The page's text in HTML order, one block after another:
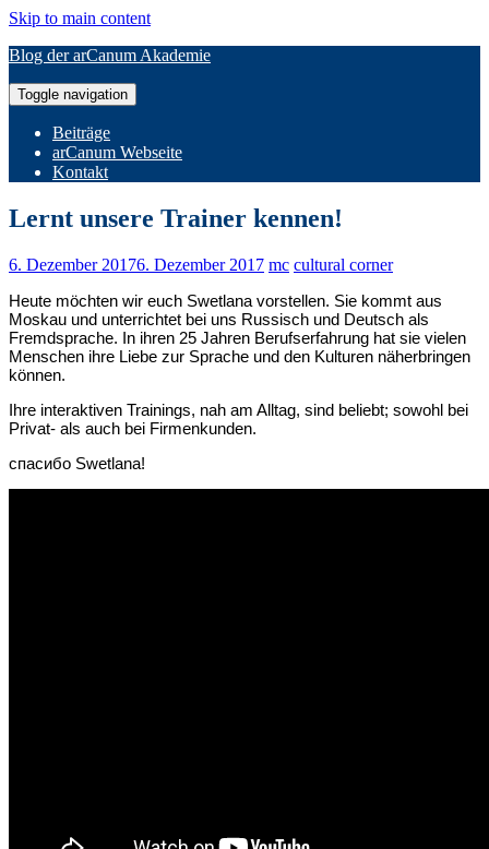
Skip to main content
Blog der arCanum Akademie
Toggle navigation
Beiträge
arCanum Webseite
Kontakt
Lernt unsere Trainer kennen!
6. Dezember 20176. Dezember 2017 mc cultural corner
Heute möchten wir euch Swetlana vorstellen. Sie kommt aus
Moskau und unterrichtet bei uns Russisch und Deutsch als
Fremdsprache. In ihren 25 Jahren Berufserfahrung hat sie vielen
Menschen ihre Liebe zur Sprache und den Kulturen näherbringen
können.
Ihre interaktiven Trainings, nah am Alltag, sind beliebt; sowohl bei
Privat- als auch bei Firmenkunden.
спасибо Swetlana!